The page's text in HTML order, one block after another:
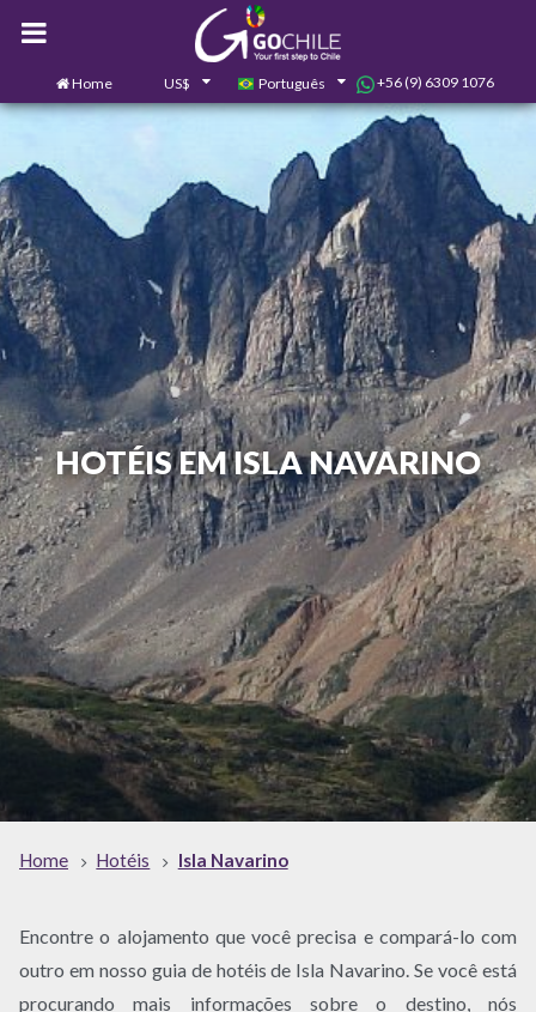
Home US$ Português +56 (9) 6309 1076
HOTÉIS EM ISLA NAVARINO
Home Hotéis Isla Navarino
Encontre o alojamento que você precisa e compará-lo com
outro em nosso guia de hotéis de Isla Navarino. Se você está
procurando mais informações sobre o destino, nós